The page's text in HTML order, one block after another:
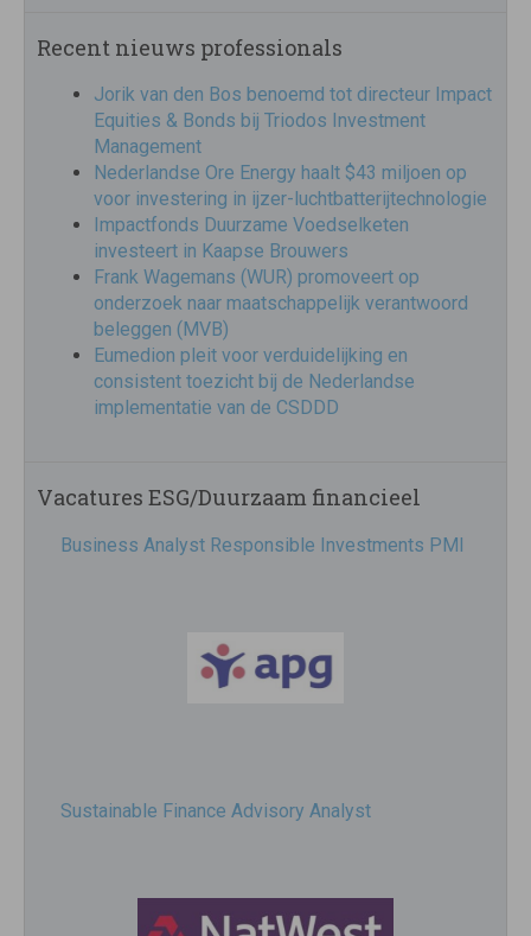
Recent nieuws professionals
Jorik van den Bos benoemd tot directeur Impact
Equities & Bonds bij Triodos Investment
Management
Nederlandse Ore Energy haalt $43 miljoen op
voor investering in ijzer-luchtbatterijtechnologie
Impactfonds Duurzame Voedselketen
investeert in Kaapse Brouwers
Frank Wagemans (WUR) promoveert op
onderzoek naar maatschappelijk verantwoord
beleggen (MVB)
Eumedion pleit voor verduidelijking en
consistent toezicht bij de Nederlandse
implementatie van de CSDDD
Vacatures ESG/Duurzaam financieel
Business Analyst Responsible Investments PMI
Sustainable Finance Advisory Analyst